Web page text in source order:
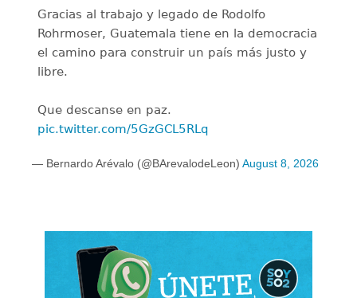
Gracias al trabajo y legado de Rodolfo
Rohrmoser, Guatemala tiene en la democracia
el camino para construir un país más justo y
libre.
Que descanse en paz.
pic.twitter.com/5GzGCL5RLq
— Bernardo Arévalo (@BArevalodeLeon) August 8, 2026